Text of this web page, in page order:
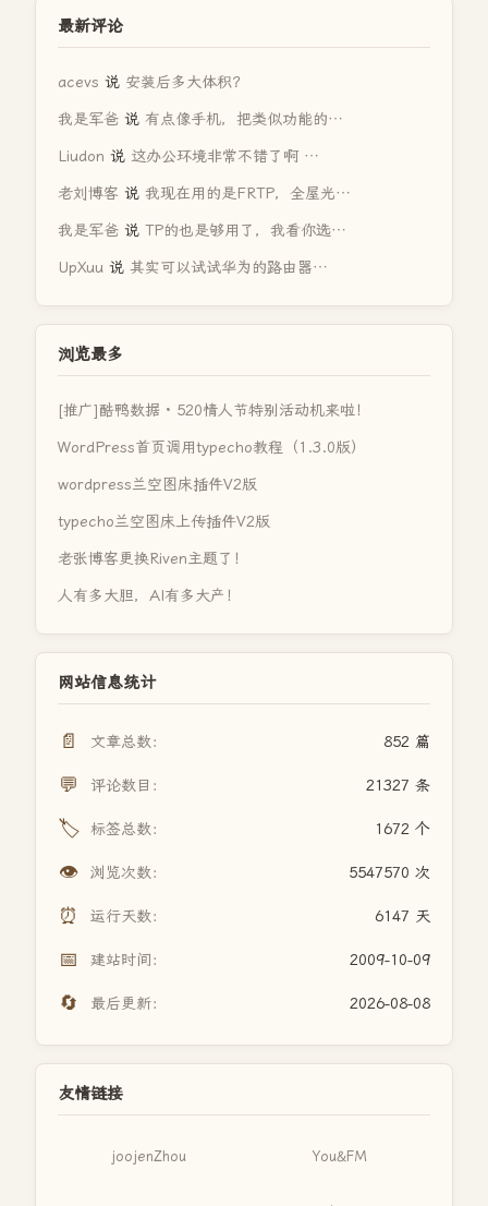
最新评论
acevs 说 安装后多大体积？
我是军爸 说 有点像手机，把类似功能的…
Liudon 说 这办公环境非常不错了啊 …
老刘博客 说 我现在用的是FRTP，全屋光…
我是军爸 说 TP的也是够用了，我看你选…
UpXuu 说 其实可以试试华为的路由器…
浏览最多
[推广]酷鸭数据 · 520情人节特别活动机来啦！
WordPress首页调用typecho教程（1.3.0版）
wordpress兰空图床插件V2版
typecho兰空图床上传插件V2版
老张博客更换Riven主题了！
人有多大胆，AI有多大产！
网站信息统计
📄 文章总数： 852 篇
💬 评论数目： 21327 条
🏷️ 标签总数： 1672 个
👁️ 浏览次数： 5547570 次
⏰ 运行天数： 6147 天
📅 建站时间： 2009-10-09
🔄 最后更新： 2026-08-08
友情链接
joojenZhou You&FM